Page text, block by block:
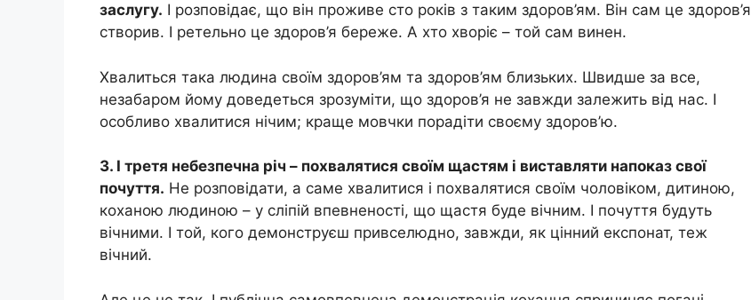
заслугу. І розповідає, що він проживе сто років з таким здоров’ям. Він сам це здоров’я
створив. І ретельно це здоров’я береже. А хто хворіє – той сам винен.
Хвалиться така людина своїм здоров’ям та здоров’ям близьких. Швидше за все,
незабаром йому доведеться зрозуміти, що здоров’я не завжди залежить від нас. І
особливо хвалитися нічим; краще мовчки порадіти своєму здоров’ю.
3. І третя небезпечна річ – похвалятися своїм щастям і виставляти напоказ свої
почуття. Не розповідати, а саме хвалитися і похвалятися своїм чоловіком, дитиною,
коханою людиною – у сліпій впевненості, що щастя буде вічним. І почуття будуть
вічними. І той, кого демонструєш привселюдно, завжди, як цінний експонат, теж
вічний.